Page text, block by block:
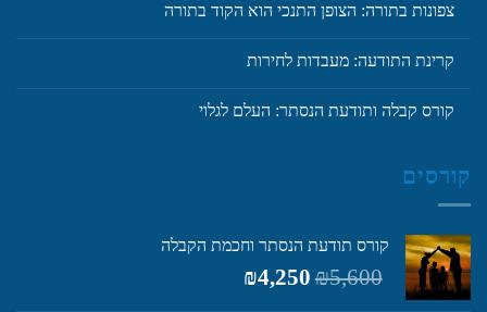
צפונות בתורה: הצופן התנכי הוא הקוד בתורה
קרינת התודעה: מעבדות לחירות
קורס קבלה ותודעת הנסתר: העלם לגלוי
קורסים
קורס תודעת הנסתר וחכמת הקבלה
₪5,600
המחיר
₪4,250